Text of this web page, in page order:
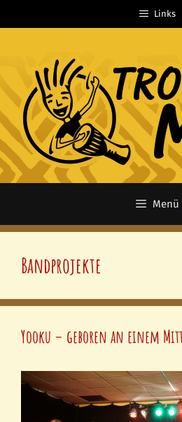
Inhalt
Links
Menü
Bandprojekte
Yooku – geboren an einem